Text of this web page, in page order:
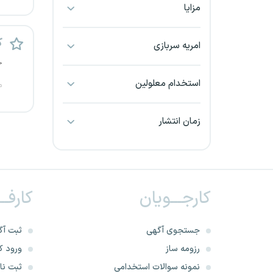
بندرعباس
خراسان شمالی
خرم آباد
خوزستان
مزایا
امریه سربازی
استخدام معلولین
زمان انتشار
کارجـــویان
جستجوی آگهی
رزومه ساز
نمونه سوالات استخدامی
ثبت
ورود
ثبت